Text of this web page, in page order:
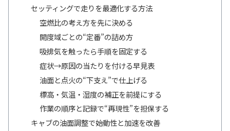
セッティングで走りを最適化する方法
空燃比の考え方を先に決める
開度域ごとの“定番”の詰め方
吸排気を触ったら手順を固定する
症状→原因の当たりを付ける早見表
油面と点火の“下支え”で仕上げる
標高・気温・湿度の補正を前提にする
作業の順序と記録で“再現性”を担保する
キャブの油面調整で始動性と加速を改善